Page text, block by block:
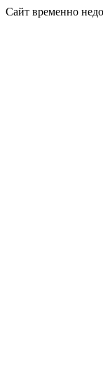
Сайт временно